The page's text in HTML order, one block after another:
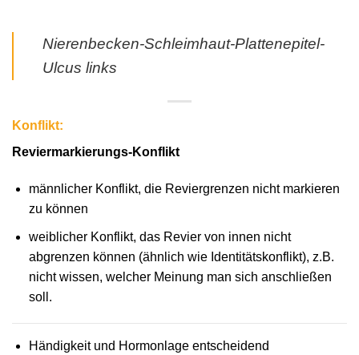
Nierenbecken-Schleimhaut-Plattenepitel-
Ulcus links
Konflikt:
Reviermarkierungs-Konflikt
männlicher Konflikt, die Reviergrenzen nicht markieren
zu können
weiblicher Konflikt, das Revier von innen nicht
abgrenzen können (ähnlich wie Identitätskonflikt), z.B.
nicht wissen, welcher Meinung man sich anschließen
soll.
Händigkeit und Hormonlage entscheidend